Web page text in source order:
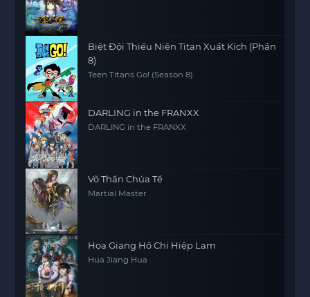
Biệt Đội Thiếu Niên Titan Xuất Kích (Phần
8)
Teen Titans Go! (Season 8)
DARLING in the FRANXX
DARLING in the FRANXX
Võ Thần Chúa Tể
Martial Master
Họa Giang Hồ Chi Hiệp Lam
Hua Jiang Hua